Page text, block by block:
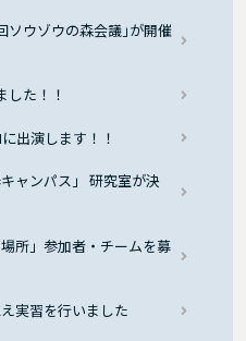
ソウゾウの森会議｣が開催
した！！
出演します！！
ャンパス」 研究室が決
所」参加者・チームを募
実習を行いました